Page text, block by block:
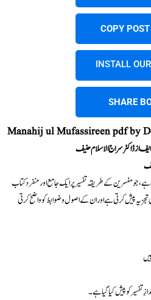
COPY
INSTALL
SHARE
Manahij ul Mufassireen pdf by
از ڈاکٹر سراج الاسلام حنیف
جو مفسرین کے طریقہ تفسیر پر ایک جامع اور منفرد کتاب
تجزیہ پیش کرتی ہے اور ان کے اصول و ضوابط کو واضح کرتی
کو پیش کیا گیا ہے۔